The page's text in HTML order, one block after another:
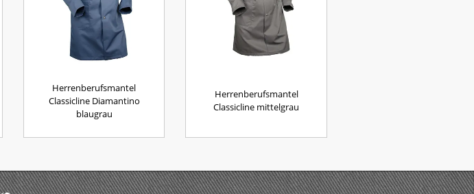
Herrenberufsmantel
Classicline Diamantino
blaugrau
Herrenberufsmantel
Classicline mittelgrau